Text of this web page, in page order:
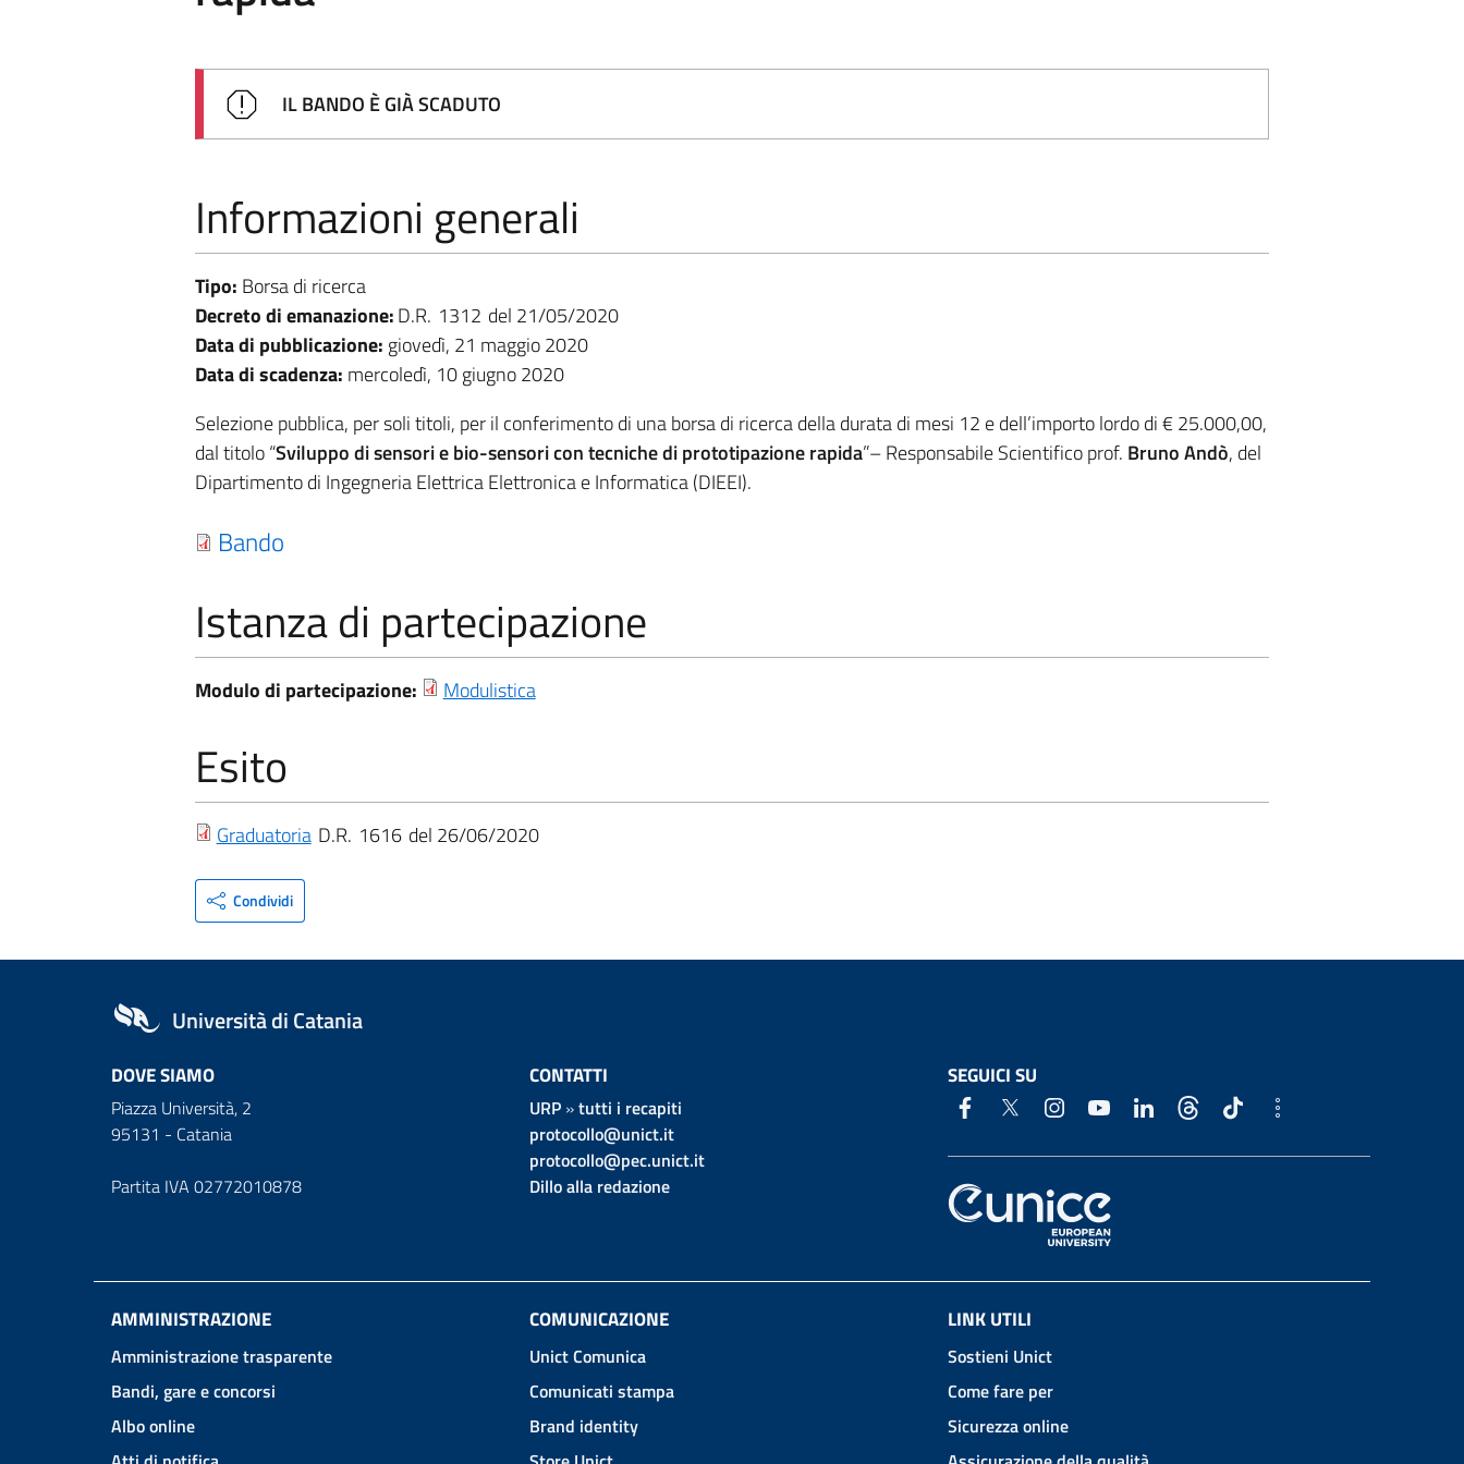
IL BANDO È GIÀ SCADUTO
Informazioni generali
Tipo: Borsa di ricerca
Decreto di emanazione:D.R. 1312
21/05/2020
Data di pubblicazione: giovedì, 21 maggio 2020
Data di scadenza: mercoledì, 10 giugno 2020
Selezione pubblica, per soli titoli, per il conferimento di una borsa di ricerca della durata di mesi 12 e dell’importo lordo di € 25.000,00,
dal titolo “Sviluppo di sensori e bio-sensori con tecniche di prototipazione rapida”– Responsabile Scientifico prof. Bruno Andò, del
Dipartimento di Ingegneria Elettrica Elettronica e Informatica (DIEEI).
Bando
Istanza di partecipazione
Modulo di partecipazione: Modulistica
Esito
Graduatoria D.R. 1616 26/06/2020
Condividi
Università di Catania
DOVE SIAMO
Piazza Università, 2
95131 - Catania
Partita IVA 02772010878
CONTATTI
URP»tutti i recapiti
protocollo@unict.it
protocollo@pec.unict.it
Dillo alla redazione
SEGUICI SU
AMMINISTRAZIONE
Amministrazione trasparente
Bandi, gare e concorsi
Albo online
COMUNICAZIONE
Unict Comunica
Comunicati stampa
Brand identity
LINK UTILI
Sostieni Unict
Come fare per
Sicurezza online